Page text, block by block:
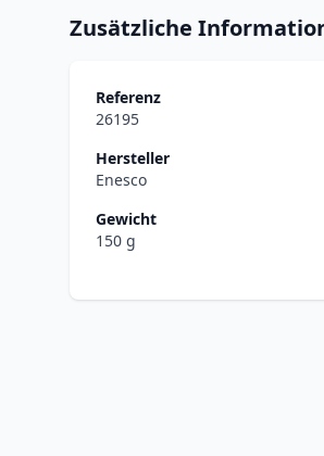
Zusätzliche
Referenz
26195
Hersteller
Enesco
Gewicht
150 g